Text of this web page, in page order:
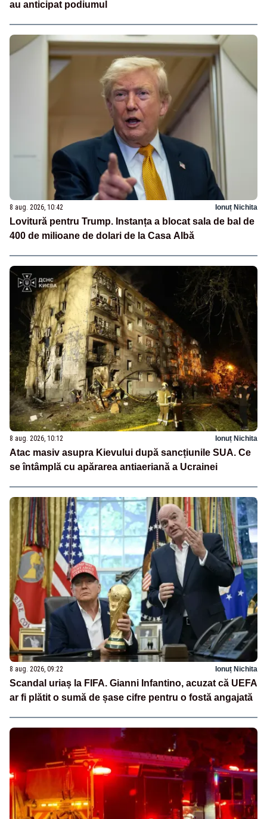
au anticipat podiumul
8 aug. 2026, 10:42 Ionuț Nichita
Lovitură pentru Trump. Instanța a blocat sala de bal de
400 de milioane de dolari de la Casa Albă
8 aug. 2026, 10:12 Ionuț Nichita
Atac masiv asupra Kievului după sancțiunile SUA. Ce
se întâmplă cu apărarea antiaeriană a Ucrainei
8 aug. 2026, 09:22 Ionuț Nichita
Scandal uriaș la FIFA. Gianni Infantino, acuzat că UEFA
ar fi plătit o sumă de șase cifre pentru o fostă angajată